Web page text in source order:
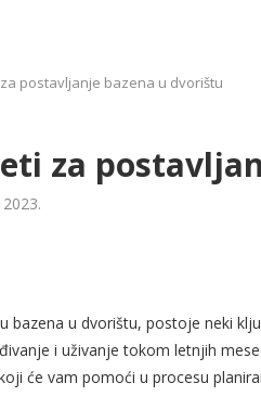
postavljanje bazena u dvorištu
za
2023.
bazena u dvorištu, postoje neki
i uživanje tokom letnjih
će vam pomoći u procesu